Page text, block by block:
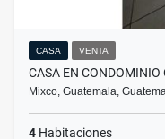
CASA VENTA
CASA EN CONDOMINIO
Mixco, Guatemala,
4 Habitaciones